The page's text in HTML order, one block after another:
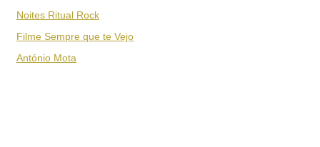
Noites Ritual Rock
Filme Sempre que te Vejo
António Mota